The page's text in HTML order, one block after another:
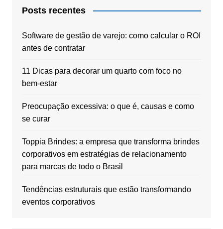
Posts recentes
Software de gestão de varejo: como calcular o ROI
antes de contratar
11 Dicas para decorar um quarto com foco no
bem-estar
Preocupação excessiva: o que é, causas e como
se curar
Toppia Brindes: a empresa que transforma brindes
corporativos em estratégias de relacionamento
para marcas de todo o Brasil
Tendências estruturais que estão transformando
eventos corporativos